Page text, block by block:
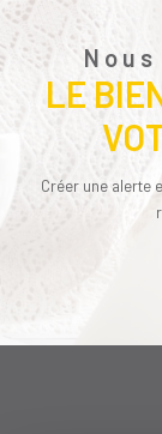
LE
Créer une alerte